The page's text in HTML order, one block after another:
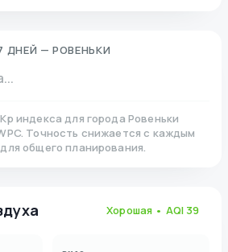
ДНЕЙ — РОВЕНЬКИ
индекса для города Ровеньки
Точность снижается с каждым
общего планирования.
Хорошая • AQI 39